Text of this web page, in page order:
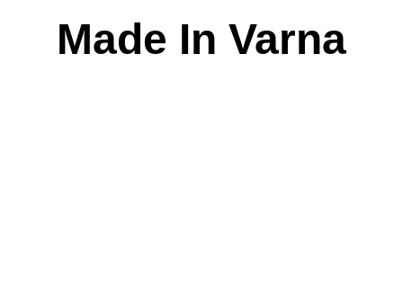
Made In Varna